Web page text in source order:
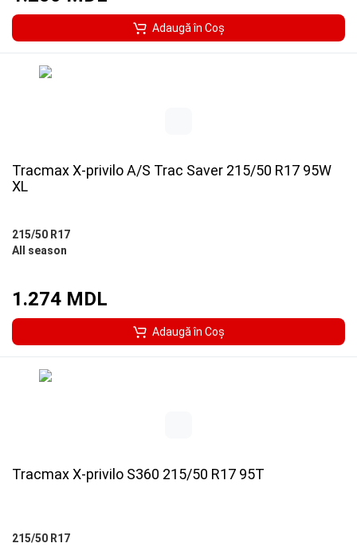
Adaugă în Coş
Tracmax X-privilo A/S Trac Saver 215/50 R17 95W
XL
215/50 R17
All season
1.274 MDL
Adaugă în Coş
Tracmax X-privilo S360 215/50 R17 95T
215/50 R17